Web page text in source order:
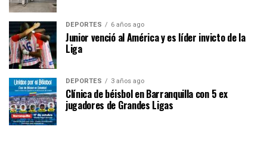
DEPORTES 6 años ago
Junior venció al América y es líder invicto de la
Liga
DEPORTES 3 años ago
Clínica de béisbol en Barranquilla con 5 ex
jugadores de Grandes Ligas